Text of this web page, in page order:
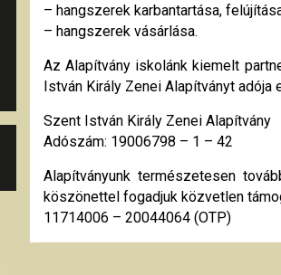
– hangszerek karbantartása,
– hangszerek vásárlása.
Az Alapítvány iskolánk kiemelt
István Király Zenei Alapítványt
Szent István Király Zenei Alapítvány
Adószám: 19006798 – 1 – 42
Alapítványunk természetesen
köszönettel fogadjuk közvetlen
11714006 – 20044064 (OTP)